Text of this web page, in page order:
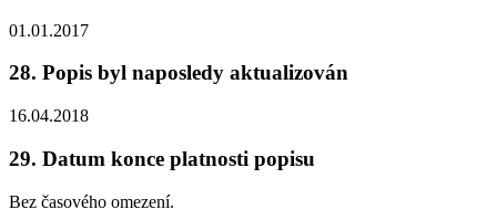
01.01.2017
28. Popis byl naposledy aktualizován
16.04.2018
29. Datum konce platnosti popisu
Bez časového omezení.